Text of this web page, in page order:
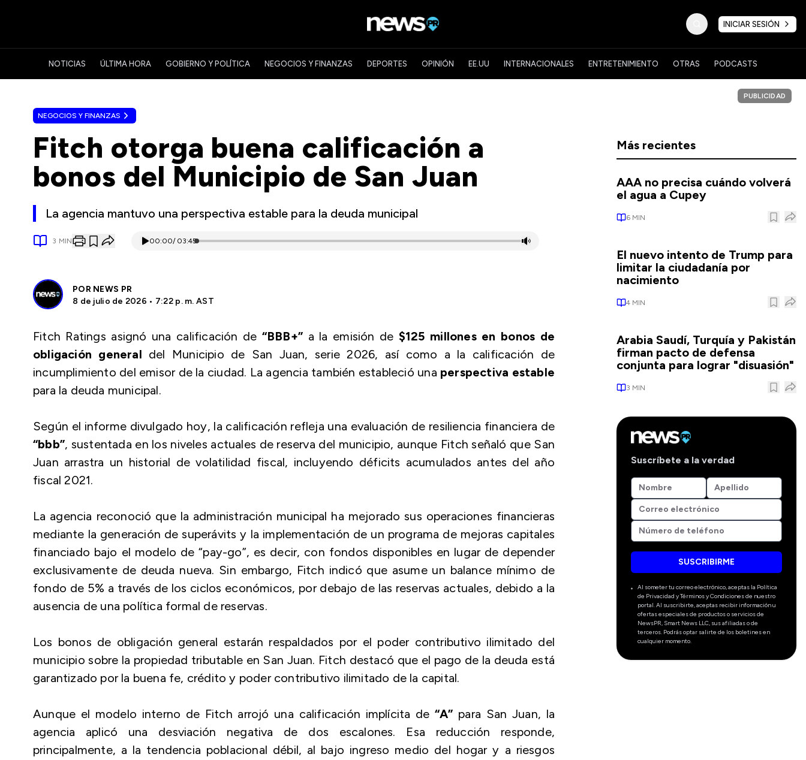
INICIAR SESIÓN
NOTICIAS ÚLTIMA HORA GOBIERNO Y POLÍTICA NEGOCIOS Y FINANZAS DEPORTES OPINIÓN EE.UU INTERNACIONALES ENTRETENIMIENTO OTRAS PODCASTS
NEGOCIOS Y FINANZAS
Fitch otorga buena calificación a
bonos del Municipio de San Juan
La agencia mantuvo una perspectiva estable para la deuda municipal
3 MIN 00:00/ 03:45
POR NEWS PR
8 de julio de 2026 • 7:22 p. m. AST
Fitch Ratings asignó una calificación de “BBB+” a la emisión de $125 millones en bonos de
obligación general del Municipio de San Juan, serie 2026, así como a la calificación de
incumplimiento del emisor de la ciudad. La agencia también estableció una perspectiva estable
para la deuda municipal.
Según el informe divulgado hoy, la calificación refleja una evaluación de resiliencia financiera de
“bbb”, sustentada en los niveles actuales de reserva del municipio, aunque Fitch señaló que San
Juan arrastra un historial de volatilidad fiscal, incluyendo déficits acumulados antes del año
fiscal 2021.
La agencia reconoció que la administración municipal ha mejorado sus operaciones financieras
mediante la generación de superávits y la implementación de un programa de mejoras capitales
financiado bajo el modelo de “pay-go”, es decir, con fondos disponibles en lugar de depender
exclusivamente de deuda nueva. Sin embargo, Fitch indicó que asume un balance mínimo de
fondo de 5% a través de los ciclos económicos, por debajo de las reservas actuales, debido a la
ausencia de una política formal de reservas.
Los bonos de obligación general estarán respaldados por el poder contributivo ilimitado del
municipio sobre la propiedad tributable en San Juan. Fitch destacó que el pago de la deuda está
garantizado por la buena fe, crédito y poder contributivo ilimitado de la capital.
Aunque el modelo interno de Fitch arrojó una calificación implícita de“A” para San Juan, la
agencia aplicó una desviación negativa de dos escalones. Esa reducción responde,
principalmente, a la tendencia poblacional débil, al bajo ingreso medio del hogar y a riesgos
PUBLICIDAD
Más recientes
AAA no precisa cuándo volverá
el agua a Cupey
6 MIN
El nuevo intento de Trump para
limitar la ciudadanía por
nacimiento
4 MIN
Arabia Saudí, Turquía y Pakistán
firman pacto de defensa
conjunta para lograr "disuasión"
3 MIN
Suscríbete a la verdad
SUSCRIBIRME
Al someter tu correo electrónico, aceptas la Política
de Privacidad y Términos y Condiciones de nuestro
portal. Al suscribirte, aceptas recibir información u
ofertas especiales de productos o servicios de
NewsPR, Smart News LLC, sus afiliadas o de
terceros. Podrás optar salirte de los boletines en
cualquier momento.